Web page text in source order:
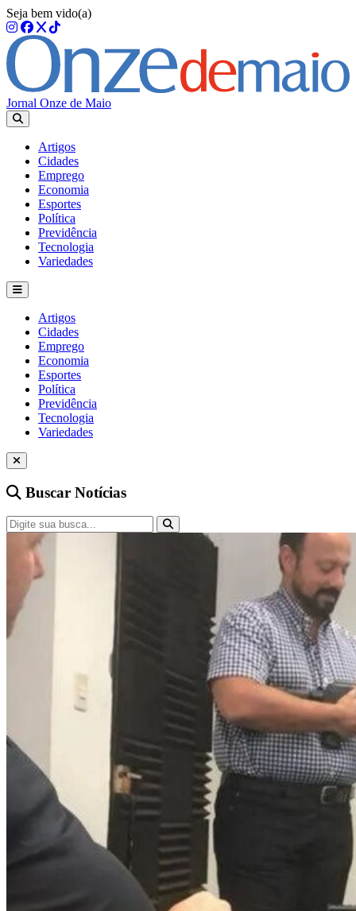
Seja bem vido(a)
Jornal Onze de Maio
Artigos
Cidades
Emprego
Economia
Esportes
Política
Previdência
Tecnologia
Variedades
Artigos
Cidades
Emprego
Economia
Esportes
Política
Previdência
Tecnologia
Variedades
Buscar Notícias